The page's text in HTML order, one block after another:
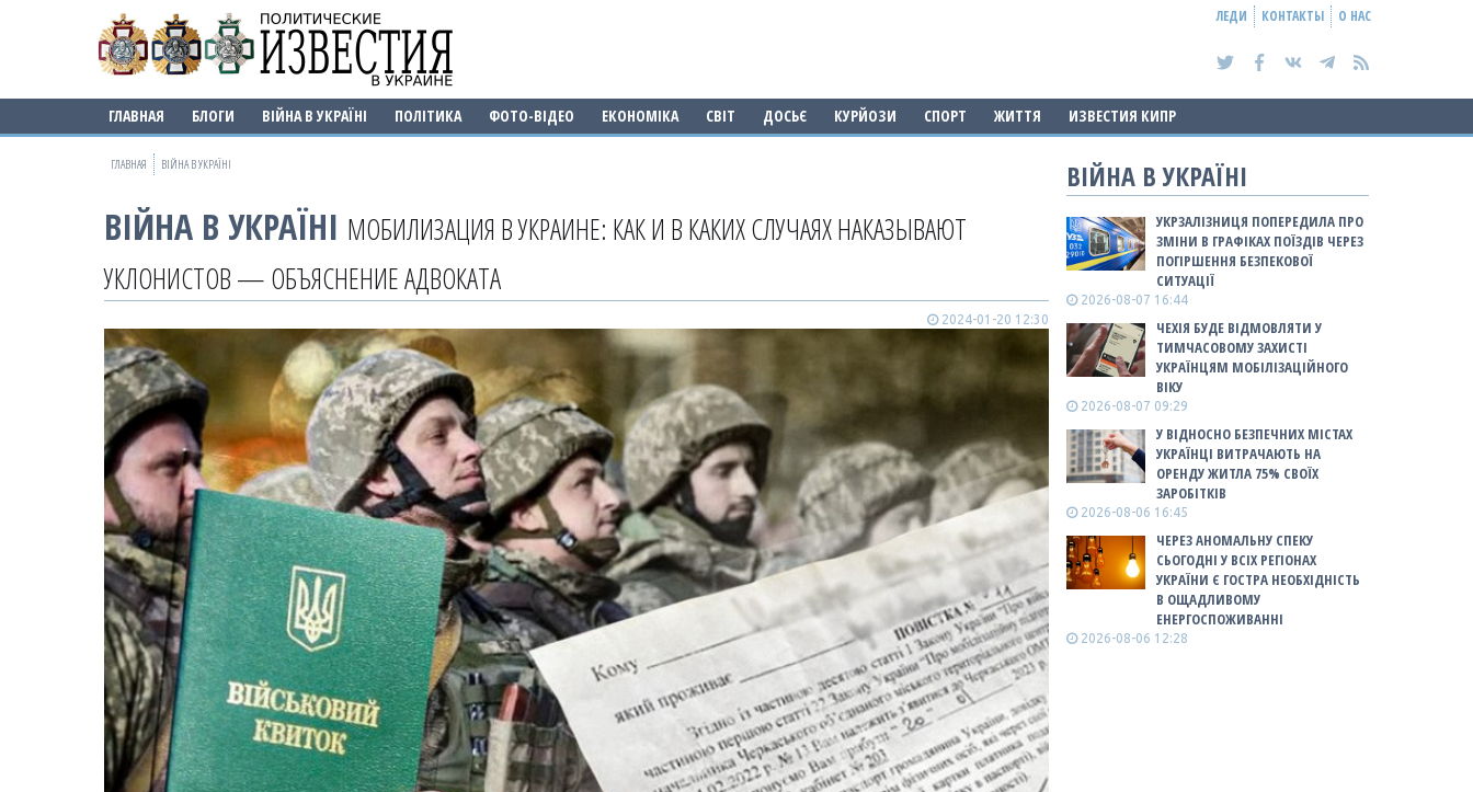
ЛЕДИ КОНТАКТЫ О НАС
ГЛАВНАЯ БЛОГИ ВІЙНА В УКРАЇНІ ПОЛІТИКА ФОТО-ВІДЕО ЕКОНОМІКА СВІТ ДОСЬЄ КУРЙОЗИ СПОРТ ЖИТТЯ ИЗВЕСТИЯ КИПР
ГЛАВНАЯ ВІЙНА В УКРАЇНІ
ВІЙНА В УКРАЇНІ МОБИЛИЗАЦИЯ В УКРАИНЕ: КАК И В КАКИХ СЛУЧАЯХ НАКАЗЫВАЮТ
УКЛОНИСТОВ — ОБЪЯСНЕНИЕ АДВОКАТА
2024-01-20 12:30
ВІЙНА В УКРАЇНІ
УКРЗАЛІЗНИЦЯ ПОПЕРЕДИЛА ПРО
ЗМІНИ В ГРАФІКАХ ПОЇЗДІВ ЧЕРЕЗ
ПОГІРШЕННЯ БЕЗПЕКОВОЇ
СИТУАЦІЇ
2026-08-07 16:44
ЧЕХІЯ БУДЕ ВІДМОВЛЯТИ У
ТИМЧАСОВОМУ ЗАХИСТІ
УКРАЇНЦЯМ МОБІЛІЗАЦІЙНОГО
ВІКУ
2026-08-07 09:29
У ВІДНОСНО БЕЗПЕЧНИХ МІСТАХ
УКРАЇНЦІ ВИТРАЧАЮТЬ НА
ОРЕНДУ ЖИТЛА 75% СВОЇХ
ЗАРОБІТКІВ
2026-08-06 16:45
ЧЕРЕЗ АНОМАЛЬНУ СПЕКУ
СЬОГОДНІ У ВСІХ РЕГІОНАХ
УКРАЇНИ Є ГОСТРА НЕОБХІДНІСТЬ
В ОЩАДЛИВОМУ
ЕНЕРГОСПОЖИВАННІ
2026-08-06 12:28